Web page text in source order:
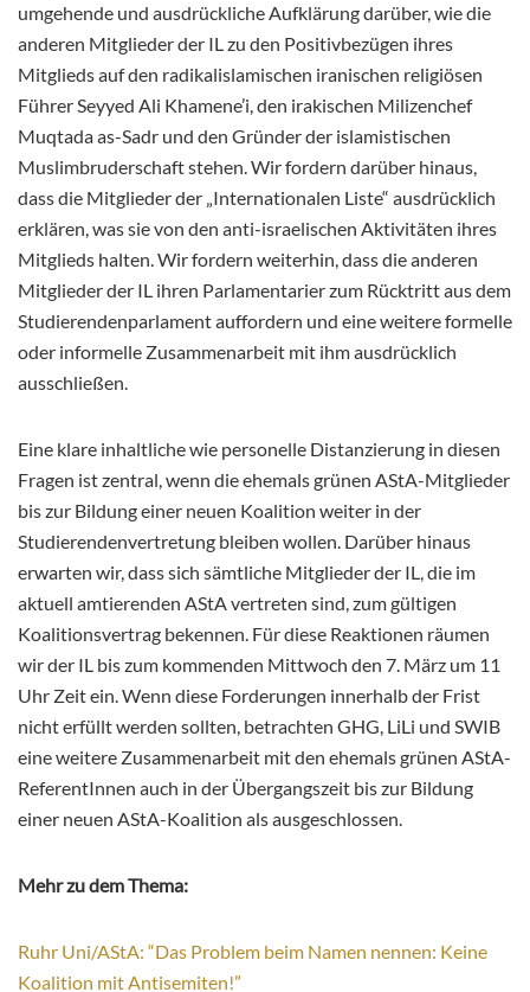
umgehende und ausdrückliche Aufklärung darüber, wie die
anderen Mitglieder der IL zu den Positivbezügen ihres
Mitglieds auf den radikalislamischen iranischen religiösen
Führer Seyyed Ali Khamene’i, den irakischen Milizenchef
Muqtada as-Sadr und den Gründer der islamistischen
Muslimbruderschaft stehen. Wir fordern darüber hinaus,
dass die Mitglieder der „Internationalen Liste“ ausdrücklich
erklären, was sie von den anti-israelischen Aktivitäten ihres
Mitglieds halten. Wir fordern weiterhin, dass die anderen
Mitglieder der IL ihren Parlamentarier zum Rücktritt aus dem
Studierendenparlament auffordern und eine weitere formelle
oder informelle Zusammenarbeit mit ihm ausdrücklich
ausschließen.
Eine klare inhaltliche wie personelle Distanzierung in diesen
Fragen ist zentral, wenn die ehemals grünen AStA-Mitglieder
bis zur Bildung einer neuen Koalition weiter in der
Studierendenvertretung bleiben wollen. Darüber hinaus
erwarten wir, dass sich sämtliche Mitglieder der IL, die im
aktuell amtierenden AStA vertreten sind, zum gültigen
Koalitionsvertrag bekennen. Für diese Reaktionen räumen
wir der IL bis zum kommenden Mittwoch den 7. März um 11
Uhr Zeit ein. Wenn diese Forderungen innerhalb der Frist
nicht erfüllt werden sollten, betrachten GHG, LiLi und SWIB
eine weitere Zusammenarbeit mit den ehemals grünen AStA-
ReferentInnen auch in der Übergangszeit bis zur Bildung
einer neuen AStA-Koalition als ausgeschlossen.
Mehr zu dem Thema:
Ruhr Uni/AStA: “Das Problem beim Namen nennen: Keine
Koalition mit Antisemiten!”